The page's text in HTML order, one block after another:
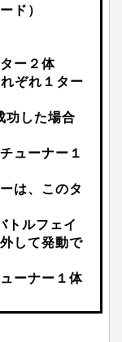
ド）
ー２体
ぞれ１ター
功した場合
ューナー１
は、このタ
トルフェイ
して発動で
ーナー１体